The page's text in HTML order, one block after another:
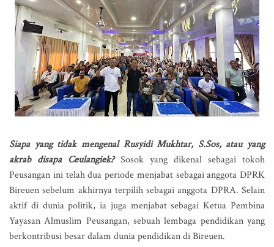
Siapa yang tidak mengenal Rusyidi Mukhtar, S.Sos, atau yang
akrab disapa Ceulangiek? Sosok yang dikenal sebagai tokoh
Peusangan ini telah dua periode menjabat sebagai anggota DPRK
Bireuen sebelum akhirnya terpilih sebagai anggota DPRA. Selain
aktif di dunia politik, ia juga menjabat sebagai Ketua Pembina
Yayasan Almuslim Peusangan, sebuah lembaga pendidikan yang
berkontribusi besar dalam dunia pendidikan di Bireuen.